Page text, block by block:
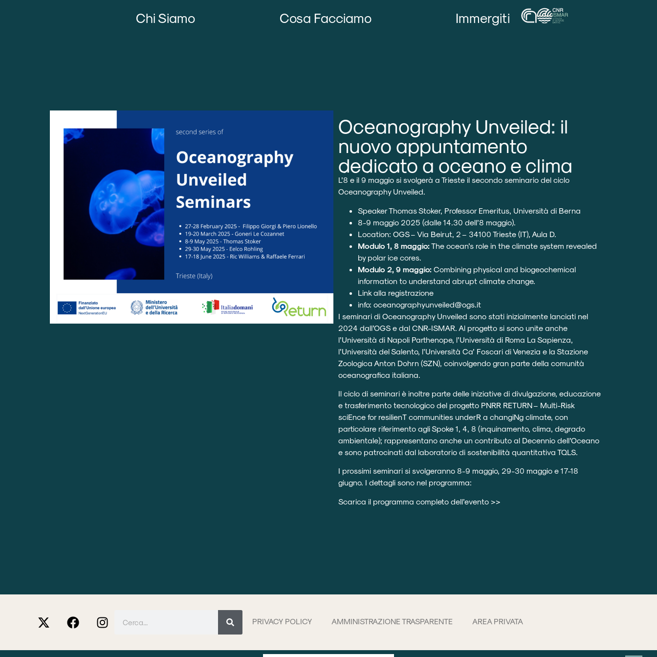
Chi Siamo Cosa Facciamo Immergiti
Oceanography Unveiled: il
nuovo appuntamento
dedicato a oceano e clima
L’8 e il 9 maggio si svolgerà a Trieste il secondo seminario del ciclo
Oceanography Unveiled.
SpeakerThomas Stoker, Professor Emeritus, Università di Berna
8-9 maggio 2025 (dalle 14.30 dell’8 maggio).
Location: OGS – Via Beirut, 2 – 34100 Trieste (IT), Aula D.
Modulo 1, 8 maggio: The ocean’s role in the climate system revealed
by polar ice cores.
Modulo 2, 9 maggio:Combining physical and biogeochemical
information to understand abrupt climate change.
Link alla registrazione
info:oceanographyunveiled@ogs.it
I seminari di Oceanography Unveiled sono stati inizialmente lanciati nel
2024 dall’OGS e dal CNR-ISMAR. Al progetto si sono unite anche
l’Università di Napoli Parthenope, l’Università di Roma La Sapienza
l’Università del Salento, l’Università Ca’ Foscaridi Venezia e la Stazione
Zoologica Anton Dohrn (SZN), coinvolgendo gran parte della comunità
oceanografica italiana.
Il ciclo di seminari è inoltre parte delle iniziative di divulgazione, educazione
e trasferimento tecnologico del progetto PNRR RETURN– Multi-Risk
sciEnce for resilienT communities underR a changiNg climate, con
particolare riferimento agli Spoke 1, 4, 8 (inquinamento, clima, degrado
ambientale); rappresentano anche un contributo al Decennio dell’Oceano
e sono patrocinati dal laboratorio di sostenibilità quantitativaTQLS.
I prossimi seminari si svolgeranno 8-9 maggio, 29-30 maggio e 17-18
giugno. I dettagli sono nel programma:
Scarica il programma completo dell’evento >>
PRIVACY POLICY AMMINISTRAZIONE TRASPARENTE AREA PRIVATA